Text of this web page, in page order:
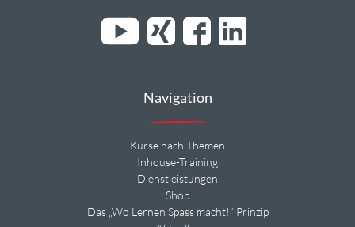
Navigation
Kurse nach Themen
Inhouse-Training
Dienstleistungen
Shop
Das „Wo Lernen Spass macht!“ Prinzip